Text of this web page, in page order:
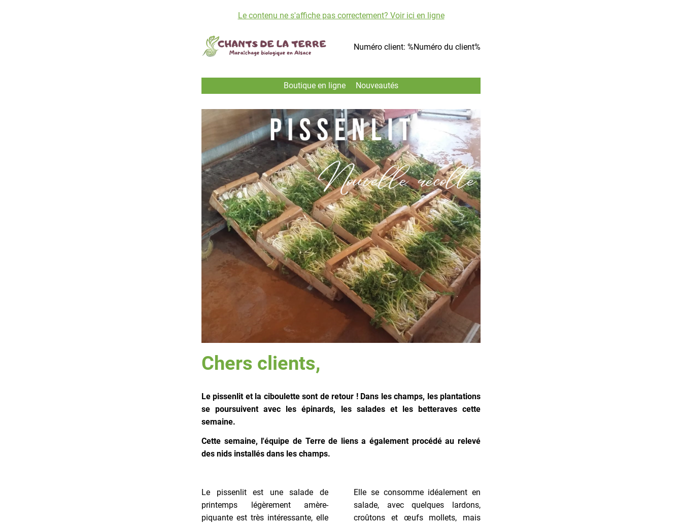
Le contenu ne s'affiche pas correctement? Voir ici en ligne
Numéro client: %Numéro du client%
Boutique en ligne Nouveautés
Chers clients,
Le pissenlit et la ciboulette sont de retour ! Dans les champs, les plantations
se poursuivent avec les épinards, les salades et les betteraves cette
semaine.
Cette semaine, l'équipe de Terre de liens a également procédé au relevé
des nids installés dans les champs.
Le pissenlit est une salade de
printemps légèrement amère-
piquante est très intéressante, elle
Elle se consomme idéalement en
salade, avec quelques lardons,
croûtons et œufs mollets, mais